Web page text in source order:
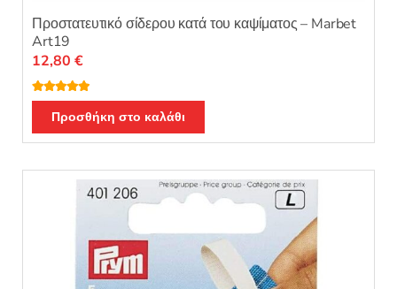
Προστατευτικό σίδερου κατά του καψίματος – Marbet
Art19
Βαθμολογή
θηκε με5.00
από 5
12,80 €
Προσθήκη στο καλάθι